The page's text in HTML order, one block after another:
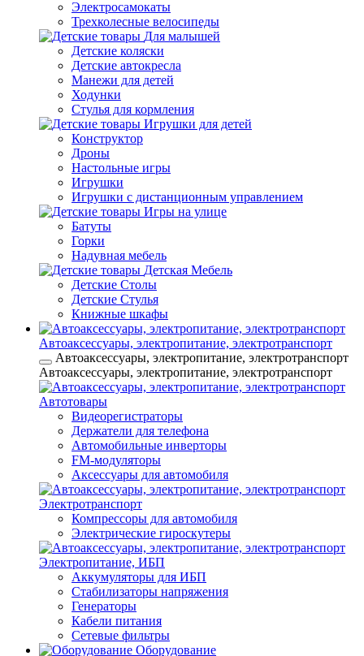
Электросамокаты
Трехколесные велосипеды
Для малышей
Детские коляски
Детские автокресла
Манежи для детей
Ходунки
Стулья для кормления
Игрушки для детей
Конструктор
Дроны
Настольные игры
Игрушки
Игрушки c дистанционным управлением
Игры на улице
Батуты
Горки
Надувная мебель
Детская Мебель
Детские Столы
Детские Стулья
Книжные шкафы
Автоаксессуары, электропитание, электротранспорт
Автоаксессуары, электропитание, электротранспорт
Автоаксессуары, электропитание, электротранспорт
Автотовары
Видеорегистраторы
Держатели для телефона
Автомобильные инверторы
FM-модуляторы
Аксессуары для автомобиля
Электротранспорт
Компрессоры для автомобиля
Электрические гироскутеры
Электропитание, ИБП
Аккумуляторы для ИБП
Стабилизаторы напряжения
Генераторы
Кабели питания
Сетевые фильтры
Оборудование